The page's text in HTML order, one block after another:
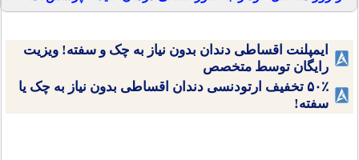
ایمپلنت اقساطی دندان بدون نیاز به چک و سفته! ویزیت
رایگان توسط متخصص
۵۰٪ تخفیف ارتودنسی دندان اقساطی بدون نیاز به چک یا
سفته!